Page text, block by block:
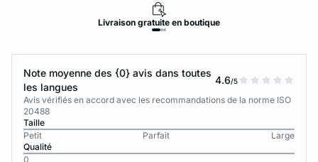
Livraison gratuite en boutique
Note moyenne des {0} avis dans toutes
les langues
4.6/5
Avis vérifiés en accord avec les recommandations de la norme ISO
20488
Taille
Petit
Parfait
Large
Qualité
0